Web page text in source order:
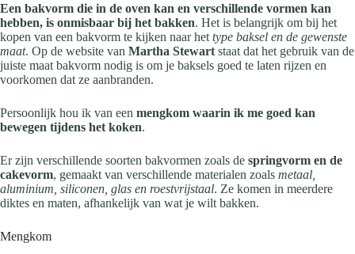
Een bakvorm die in de oven kan en verschillende vormen kan
hebben, is onmisbaar bij het bakken. Het is belangrijk om bij het
kopen van een bakvorm te kijken naar het type baksel en de gewenste
maat. Op de website van Martha Stewart staat dat het gebruik van de
juiste maat bakvorm nodig is om je baksels goed te laten rijzen en
voorkomen dat ze aanbranden.
Persoonlijk hou ik van een mengkom waarin ik me goed kan
bewegen tijdens het koken.
Er zijn verschillende soorten bakvormen zoals de springvorm en de
cakevorm, gemaakt van verschillende materialen zoals metaal,
aluminium, siliconen, glas en roestvrijstaal. Ze komen in meerdere
diktes en maten, afhankelijk van wat je wilt bakken.
Mengkom